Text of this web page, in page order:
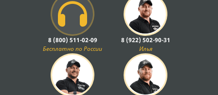
8 (800) 511-02-09
Бесплатно по России
8 (922) 502-90-31
Илья